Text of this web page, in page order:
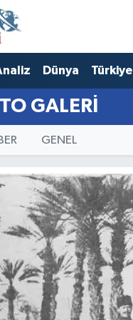
Dünya Türkiye
GALERI
GENEL
ve Fikstür